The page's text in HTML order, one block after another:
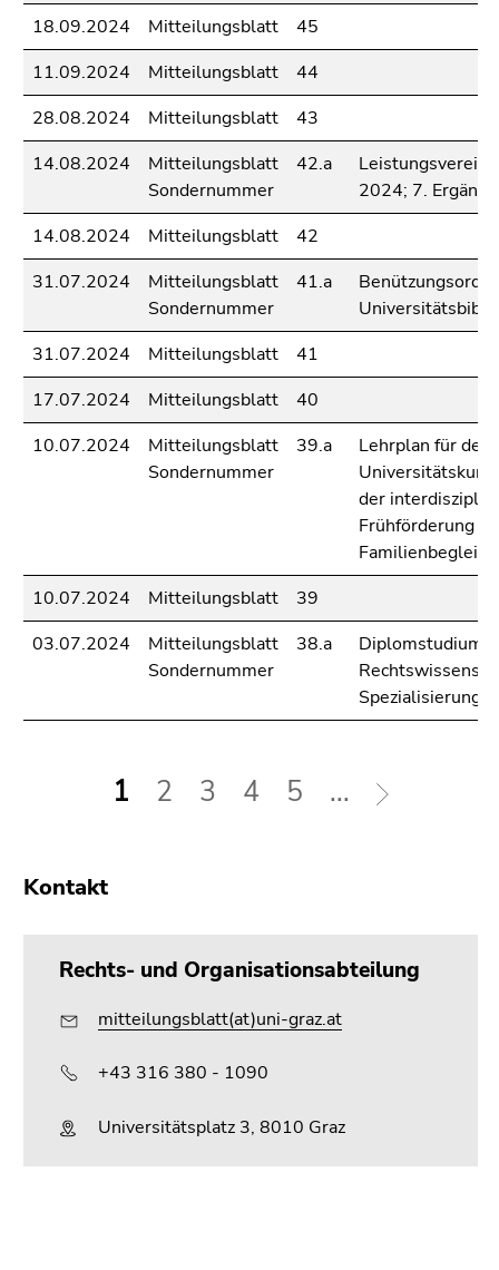
(Benutzer/Sprache)
(Zugriffstaste
8)
Zur
Suche
(Zugriffstaste
18.09.2024
Mitteilungsblatt
45
11.09.2024
Mitteilungsblatt
44
28.08.2024
Mitteilungsblatt
43
14.08.2024
Mitteilungsblatt
Sondernummer
42.a
2024; 7.
14.08.2024
Mitteilungsblatt
42
31.07.2024
Mitteilungsblatt
Sondernummer
41.a
31.07.2024
Mitteilungsblatt
41
17.07.2024
Mitteilungsblatt
40
10.07.2024
Mitteilungsblatt
Sondernummer
39.a
Lehrplan für den
Universitätskurs
der
Frühförderung
10.07.2024
Mitteilungsblatt
39
03.07.2024
Mitteilungsblatt
Sondernummer
38.a
Diplomstudium
1 2 3 4 5 ...
Kontakt
Rechts- und Organisationsabteilung
mitteilungsblatt(at)uni-graz.at
+43 316 380 - 1090
Universitätsplatz 3, 8010 Graz